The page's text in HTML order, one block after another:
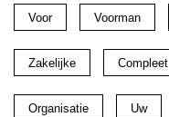
Voor Voorman
Zakelijke Compleet
Organisatie Uw